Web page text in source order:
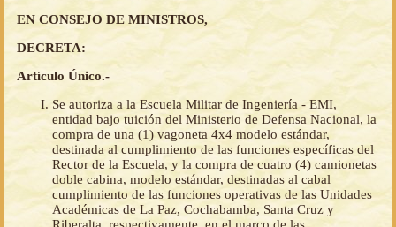
EN CONSEJO DE MINISTROS,
DECRETA:
Artículo Único.-
Se autoriza a la Escuela Militar de Ingeniería - EMI,
entidad bajo tuición del Ministerio de Defensa Nacional, la
compra de una (1) vagoneta 4x4 modelo estándar,
destinada al cumplimiento de las funciones específicas del
Rector de la Escuela, y la compra de cuatro (4) camionetas
doble cabina, modelo estándar, destinadas al cabal
cumplimiento de las funciones operativas de las Unidades
Académicas de La Paz, Cochabamba, Santa Cruz y